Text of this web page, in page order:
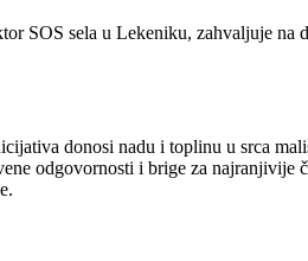
SOS sela u Lekeniku, zahvaljuje na
donosi nadu i toplinu u srca
odgovornosti i brige za najranjivije